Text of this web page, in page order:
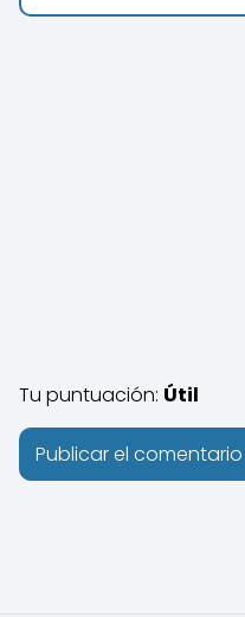
Tu puntuación: Útil